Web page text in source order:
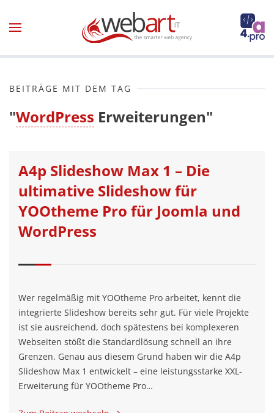
Zum Hauptinhalt springen
BEITRÄGE MIT DEM TAG
"WordPress Erweiterungen"
A4p Slideshow Max 1 – Die
ultimative Slideshow für
YOOtheme Pro für Joomla und
WordPress
Wer regelmäßig mit YOOtheme Pro arbeitet, kennt die
integrierte Slideshow bereits sehr gut. Für viele Projekte
ist sie ausreichend, doch spätestens bei komplexeren
Webseiten stößt die Standardlösung schnell an ihre
Grenzen. Genau aus diesem Grund haben wir die A4p
Slideshow Max 1 entwickelt – eine leistungsstarke XXL-
Erweiterung für YOOtheme Pro…